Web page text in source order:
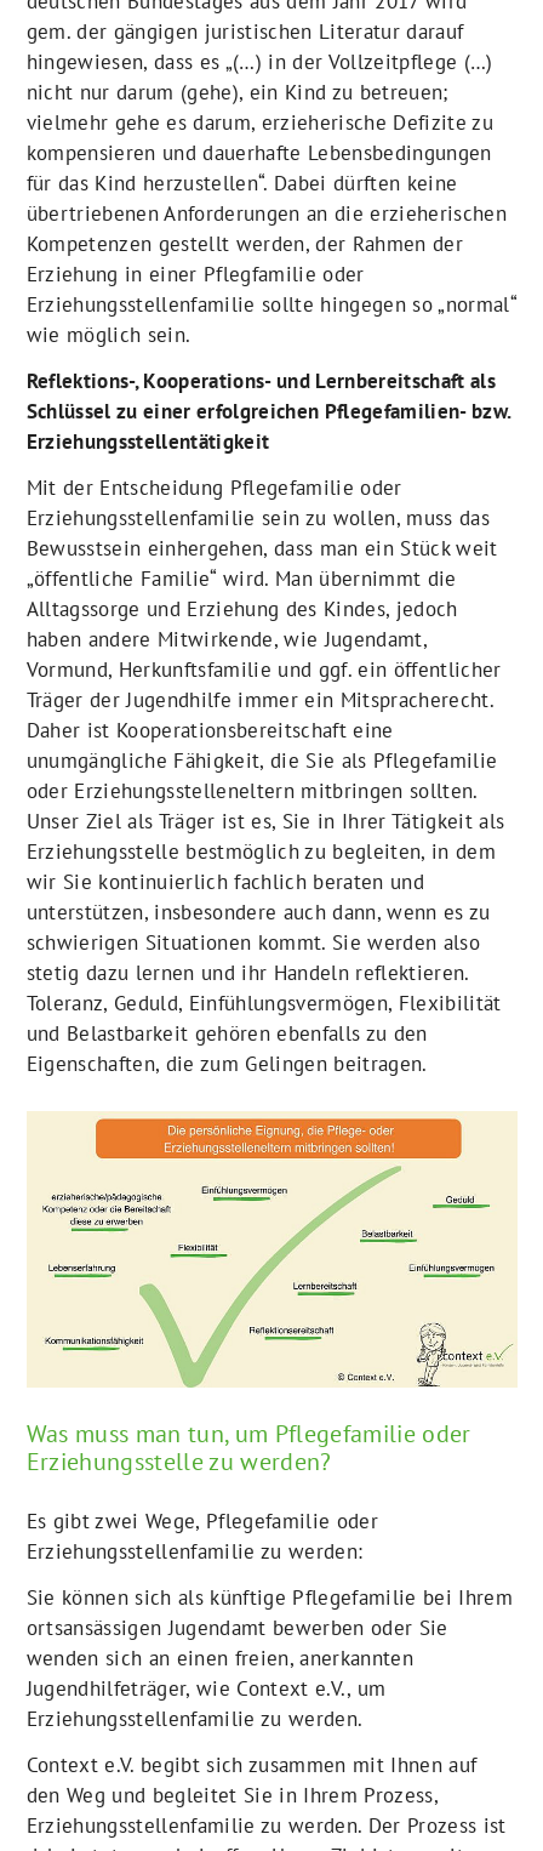
gem. der gängigen juristischen Literatur darauf
hingewiesen, dass es „(…) in der Vollzeitpflege (…)
nicht nur darum (gehe), ein Kind zu betreuen;
vielmehr gehe es darum, erzieherische Defizite zu
kompensieren und dauerhafte Lebensbedingungen
für das Kind herzustellen“. Dabei dürften keine
übertriebenen Anforderungen an die erzieherischen
Kompetenzen gestellt werden, der Rahmen der
Erziehung in einer Pflegfamilie oder
Erziehungsstellenfamilie sollte hingegen so „normal“
wie möglich sein.
Reflektions-, Kooperations- und Lernbereitschaft als
Schlüssel zu einer erfolgreichen Pflegefamilien- bzw.
Erziehungsstellentätigkeit
Mit der Entscheidung Pflegefamilie oder
Erziehungsstellenfamilie sein zu wollen, muss das
Bewusstsein einhergehen, dass man ein Stück weit
„öffentliche Familie“ wird. Man übernimmt die
Alltagssorge und Erziehung des Kindes, jedoch
haben andere Mitwirkende, wie Jugendamt,
Vormund, Herkunftsfamilie und ggf. ein öffentlicher
Träger der Jugendhilfe immer ein Mitspracherecht.
Daher ist Kooperationsbereitschaft eine
unumgängliche Fähigkeit, die Sie als Pflegefamilie
oder Erziehungsstelleneltern mitbringen sollten.
Unser Ziel als Träger ist es, Sie in Ihrer Tätigkeit als
Erziehungsstelle bestmöglich zu begleiten, in dem
wir Sie kontinuierlich fachlich beraten und
unterstützen, insbesondere auch dann, wenn es zu
schwierigen Situationen kommt. Sie werden also
stetig dazu lernen und ihr Handeln reflektieren.
Toleranz, Geduld, Einfühlungsvermögen, Flexibilität
und Belastbarkeit gehören ebenfalls zu den
Eigenschaften, die zum Gelingen beitragen.
Was muss man tun, um Pflegefamilie oder
Erziehungsstelle zu werden?
Es gibt zwei Wege, Pflegefamilie oder
Erziehungsstellenfamilie zu werden:
Sie können sich als künftige Pflegefamilie bei Ihrem
ortsansässigen Jugendamt bewerben oder Sie
wenden sich an einen freien, anerkannten
Jugendhilfeträger, wie Context e.V., um
Erziehungsstellenfamilie zu werden.
Context e.V. begibt sich zusammen mit Ihnen auf
den Weg und begleitet Sie in Ihrem Prozess,
Erziehungsstellenfamilie zu werden. Der Prozess ist